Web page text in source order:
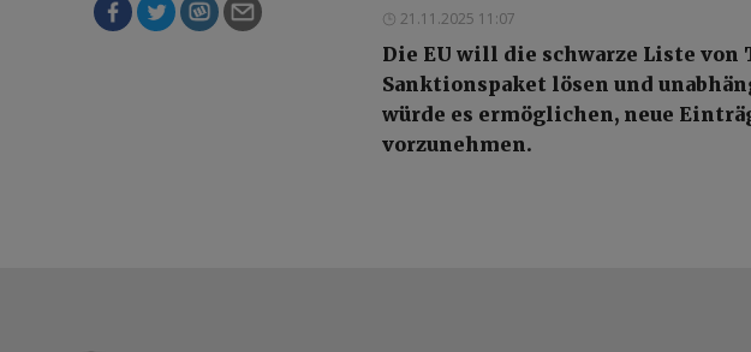
21.11.2025 11:07
Die EU will die schwarze Liste von
Sanktionspaket lösen und
würde es ermöglichen, neue
vorzunehmen.